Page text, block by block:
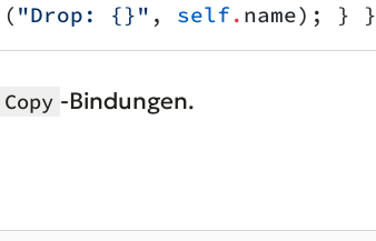
( "Drop: {}" , self . name); } }
Copy -Bindungen.